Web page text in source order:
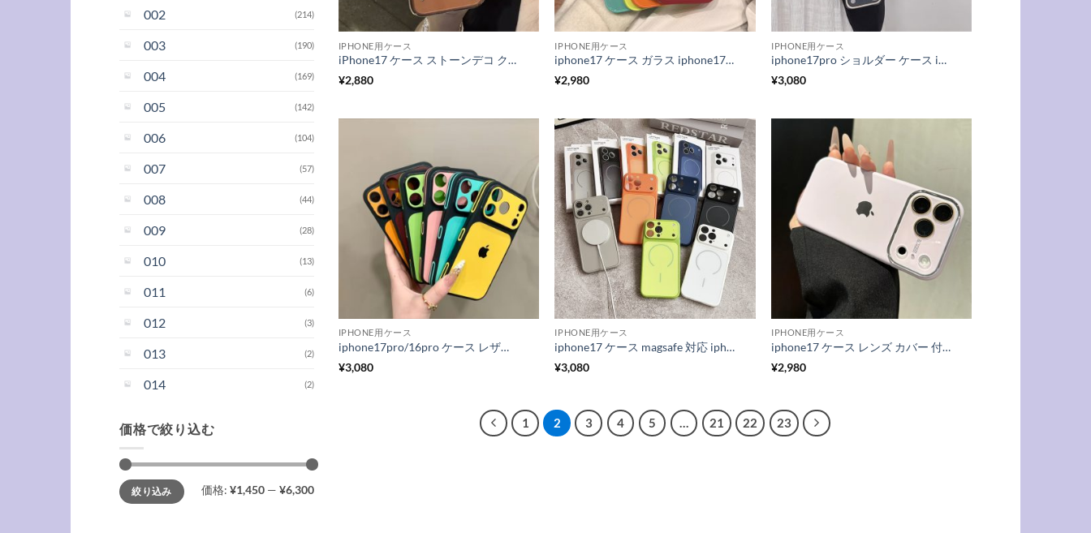
002 (214)
003 (190)
004 (169)
005 (142)
006 (104)
007 (57)
008 (44)
009 (28)
010 (13)
011 (6)
012 (3)
013 (2)
014 (2)
価格で絞り込む
最
低
価
最
高
価
絞り込み 価格: ¥1,450 — ¥6,300
IPHONE用ケース
iPhone17 ケース ストーンデコ クリア iphone17pro/16pro ケース キラキラ スマホケース リボン付き キラキラ カメラ 保護リング プレゼント
¥2,880
IPHONE用ケース
iphone17 ケース ガラス iphone17pro/17promax ケース カメラ 保護 iphone16/16pro ケース 大人 可愛い スマホケース 夏 iphone15/14 ケース カラフル アイフォン ケース 人気 女性
¥2,980
IPHONE用ケース
iphone17pro ショルダー ケース iphone17/16 ケース カード 収納 スマホケース ショルダー 韓国 iphone17promax ケース 肩掛け iphone15/15pro ケース おしゃれ レディース
¥3,080
IPHONE用ケース
iphone17pro/16pro ケース レザー iphone17/16/15 ケース お揃い カップル iphone17promax ケース 大人 可愛い iphone14/13 ケース 衝撃 に 強い おしゃれ
¥3,080
IPHONE用ケース
iphone17 ケース magsafe 対応 iphone17pro/17promax ケース カメラ まで 保護 iphone16/16pro ケース シンプル iphone15/14 ケース 滑り 止め iphone ケース お揃い
¥3,080
IPHONE用ケース
iphone17 ケース レンズ カバー 付き スマホ ケース シリコン iphone16/16pro ケース シンプル おしゃれ iphone15/14 ケース 大人 可愛い iphone ケース 衝撃 に 強い おしゃれ
¥2,980
1 2 3 4 5 … 21 22 23